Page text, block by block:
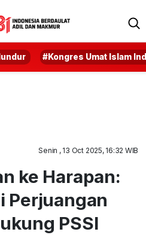
#Kongres Umat Islam
Senin , 13 Oct 2025, 16:32 WIB
ke Harapan:
Perjuangan
PSSI